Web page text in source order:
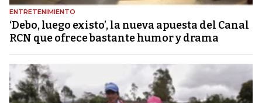
ENTRETENIMIENTO
‘Debo, luego existo’, la nueva apuesta del Canal
RCN que ofrece bastante humor y drama